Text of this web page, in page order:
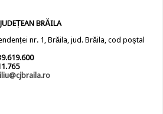
BRĂILA
nr. 1, Brăila, jud. Brăila, cod poștal